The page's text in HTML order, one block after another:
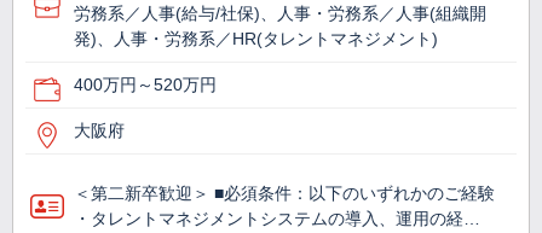
労務系／人事(給与/社保)、人事・労務系／人事(組織開
発)、人事・労務系／HR(タレントマネジメント)
400万円～520万円
大阪府
＜第二新卒歓迎＞ ■必須条件：以下のいずれかのご経験
・タレントマネジメントシステムの導入、運用の経…